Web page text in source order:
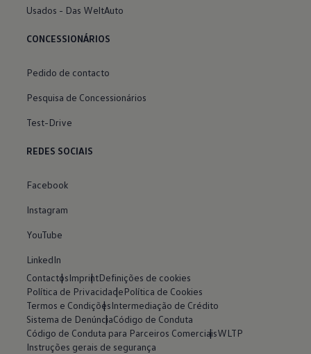
Usados - Das WeltAuto
CONCESSIONÁRIOS
Pedido de contacto
Pesquisa de Concessionários
Test-Drive
REDES SOCIAIS
Facebook
Instagram
YouTube
LinkedIn
ContactosImprintDefinições de cookies
Política de PrivacidadePolítica de Cookies
Termos e CondiçõesIntermediação de Crédito
Sistema de DenúnciaCódigo de Conduta
Código de Conduta para Parceiros ComerciaisWLTP
Instruções gerais de segurança